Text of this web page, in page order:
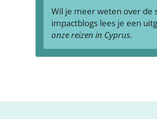
Wil je meer weten over de
impactblogs lees je een
onze reizen in Cyprus.